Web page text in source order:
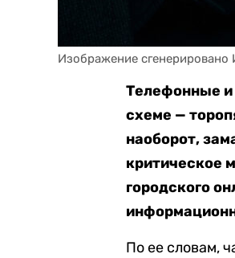
Изображение сгенерировано
Телефонные и
схеме —
наоборот,
критическое
городского
По ее словам,